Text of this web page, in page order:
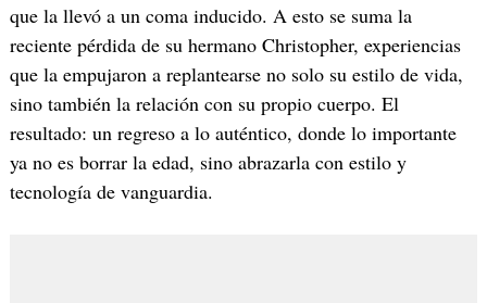
que la llevó a un coma inducido. A esto se suma la
reciente pérdida de su hermano Christopher, experiencias
que la empujaron a replantearse no solo su estilo de vida,
sino también la relación con su propio cuerpo. El
resultado: un regreso a lo auténtico, donde lo importante
ya no es borrar la edad, sino abrazarla con estilo y
tecnología de vanguardia.